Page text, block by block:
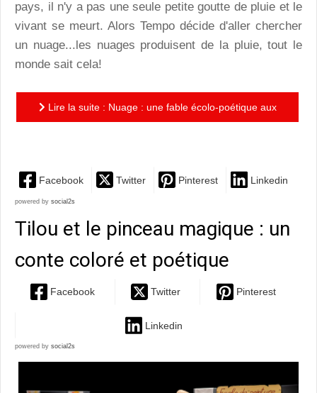
pays, il n'y a pas une seule petite goutte de pluie et le
vivant se meurt. Alors Tempo décide d'aller chercher
un nuage...les nuages produisent de la pluie, tout le
monde sait cela!
Lire la suite : Nuage : une fable écolo-poétique aux
Facebook Twitter Pinterest Linkedin
powered by social2s
Tilou et le pinceau magique : un
conte coloré et poétique
Facebook Twitter Pinterest
Linkedin
powered by social2s